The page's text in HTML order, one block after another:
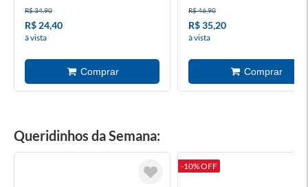
R$ 34,90
R$ 24,40
à vista
R$ 46,90
R$ 35,20
à vista
Queridinhos da Semana:
-10% OFF